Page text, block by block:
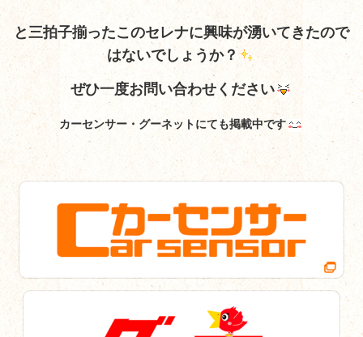
と三拍子揃ったこのセレナに興味が湧いてきたので
はないでしょうか？
ぜひ一度お問い合わせください
カーセンサー・グーネットにても掲載中です